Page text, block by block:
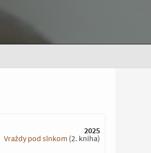
2025
Vraždy pod slnkom (2. kniha)